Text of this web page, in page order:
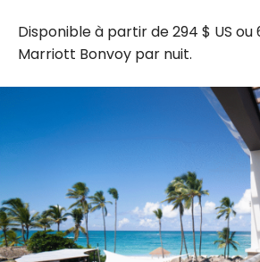
Disponible à partir de 294 $ US ou
Marriott Bonvoy par nuit.